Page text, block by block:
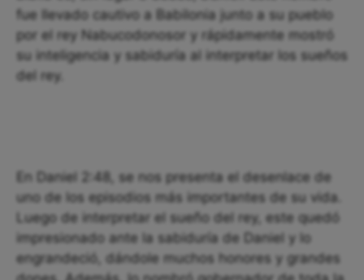
fue llevado cautivo a Babilonia junto a su pueblo
por el rey Nabucodonosor y rápidamente mostró
su inteligencia y sabiduría al interpretar los sueños
del rey.
En Daniel 2:48, se nos presenta el desenlace de
uno de los episodios más importantes de su vida.
Luego de interpretar el sueño del rey, este quedó
impresionado ante la sabiduría de Daniel y lo
engrandeció, dándole muchos honores y grandes